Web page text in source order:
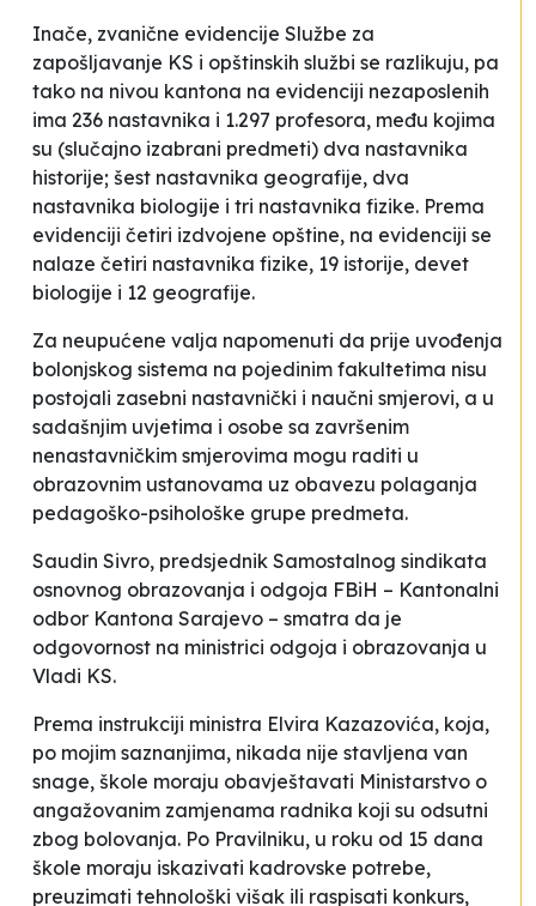
Inače, zvanične evidencije Službe za
zapošljavanje KS i opštinskih službi se razlikuju, pa
tako na nivou kantona na evidenciji nezaposlenih
ima 236 nastavnika i 1.297 profesora, među kojima
su (slučajno izabrani predmeti) dva nastavnika
historije; šest nastavnika geografije, dva
nastavnika biologije i tri nastavnika fizike. Prema
evidenciji četiri izdvojene opštine, na evidenciji se
nalaze četiri nastavnika fizike, 19 istorije, devet
biologije i 12 geografije.
Za neupućene valja napomenuti da prije uvođenja
bolonjskog sistema na pojedinim fakultetima nisu
postojali zasebni nastavnički i naučni smjerovi, a u
sadašnjim uvjetima i osobe sa završenim
nenastavničkim smjerovima mogu raditi u
obrazovnim ustanovama uz obavezu polaganja
pedagoško-psihološke grupe predmeta.
Saudin Sivro, predsjednik Samostalnog sindikata
osnovnog obrazovanja i odgoja FBiH – Kantonalni
odbor Kantona Sarajevo – smatra da je
odgovornost na ministrici odgoja i obrazovanja u
Vladi KS.
Prema instrukciji ministra Elvira Kazazovića, koja,
po mojim saznanjima, nikada nije stavljena van
snage, škole moraju obavještavati Ministarstvo o
angažovanim zamjenama radnika koji su odsutni
zbog bolovanja. Po Pravilniku, u roku od 15 dana
škole moraju iskazivati kadrovske potrebe,
preuzimati tehnološki višak ili raspisati konkurs,